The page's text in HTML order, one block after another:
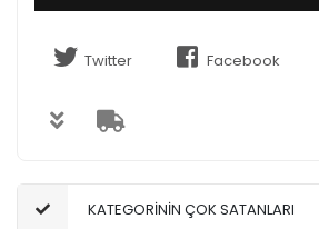
Twitter Facebook
KATEGORİNİN ÇOK SATANLARI